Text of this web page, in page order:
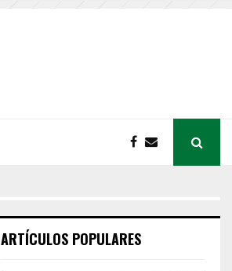
ARTÍCULOS POPULARES